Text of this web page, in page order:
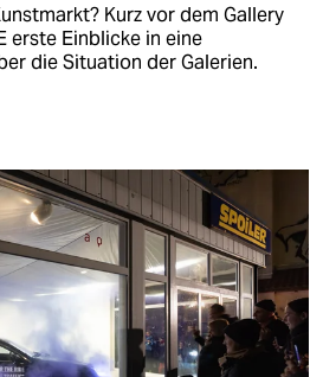
Kurz vor dem Gallery
erste Einblicke in eine
die Situation der Galerien.